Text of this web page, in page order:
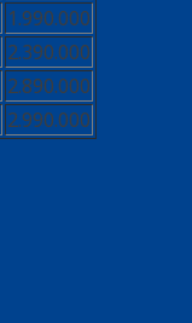
1.990.000
2.390.000
2.890.000
2.990.000